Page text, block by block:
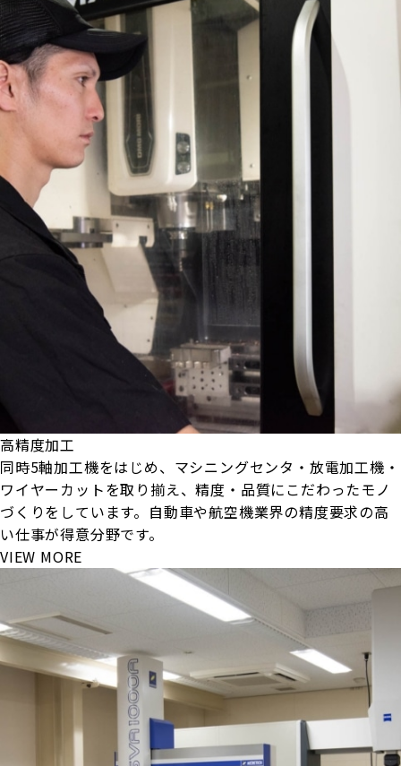
高精度加工
同時5軸加工機をはじめ、マシニングセンタ・放電加工機・
ワイヤーカットを取り揃え、精度・品質にこだわったモノ
づくりをしています。自動車や航空機業界の精度要求の高
い仕事が得意分野です。
VIEW MORE